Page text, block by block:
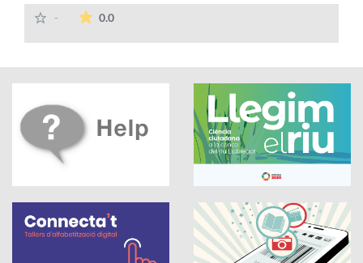
- 0.0The average rating is 0 stars out of 5.